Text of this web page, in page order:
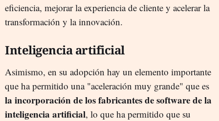
eficiencia, mejorar la experiencia de cliente y acelerar la
transformación y la innovación.
Inteligencia artificial
Asimismo, en su adopción hay un elemento importante
que ha permitido una "aceleración muy grande" que es
la incorporación de los fabricantes de software de la
inteligencia artificial, lo que ha permitido que su